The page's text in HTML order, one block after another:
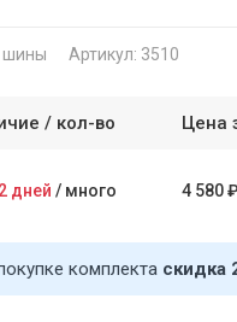
шины Артикул: 3510
/ кол-во Цена
дней / много 4 580 ₽
комплекта скидка